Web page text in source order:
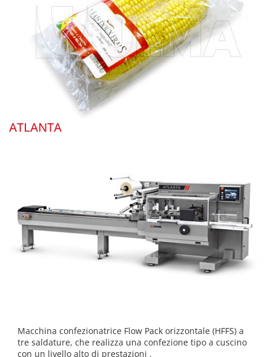
ATLANTA
Macchina confezionatrice Flow Pack orizzontale (HFFS) a
tre saldature, che realizza una confezione tipo a cuscino
con un livello alto di prestazioni .